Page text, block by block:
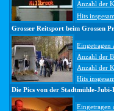
Anzahl der
Hits
Grosser Reitsport beim Grossen
Eingetragen
Anzahl der
Anzahl der
Hits
Die Pics von der Stadtmühle-
Eingetragen